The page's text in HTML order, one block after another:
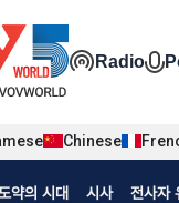
ĐaRadio
Chinese
tiếng
약의 시대 시사 전사자